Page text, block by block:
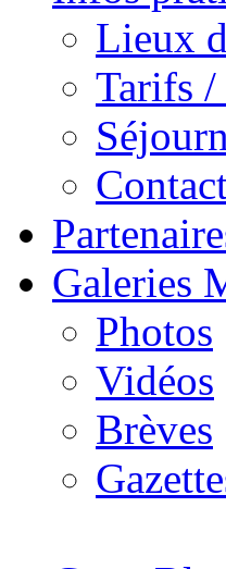
Lieux
Tarifs
Galeries
Photos
Vidéos
Brèves